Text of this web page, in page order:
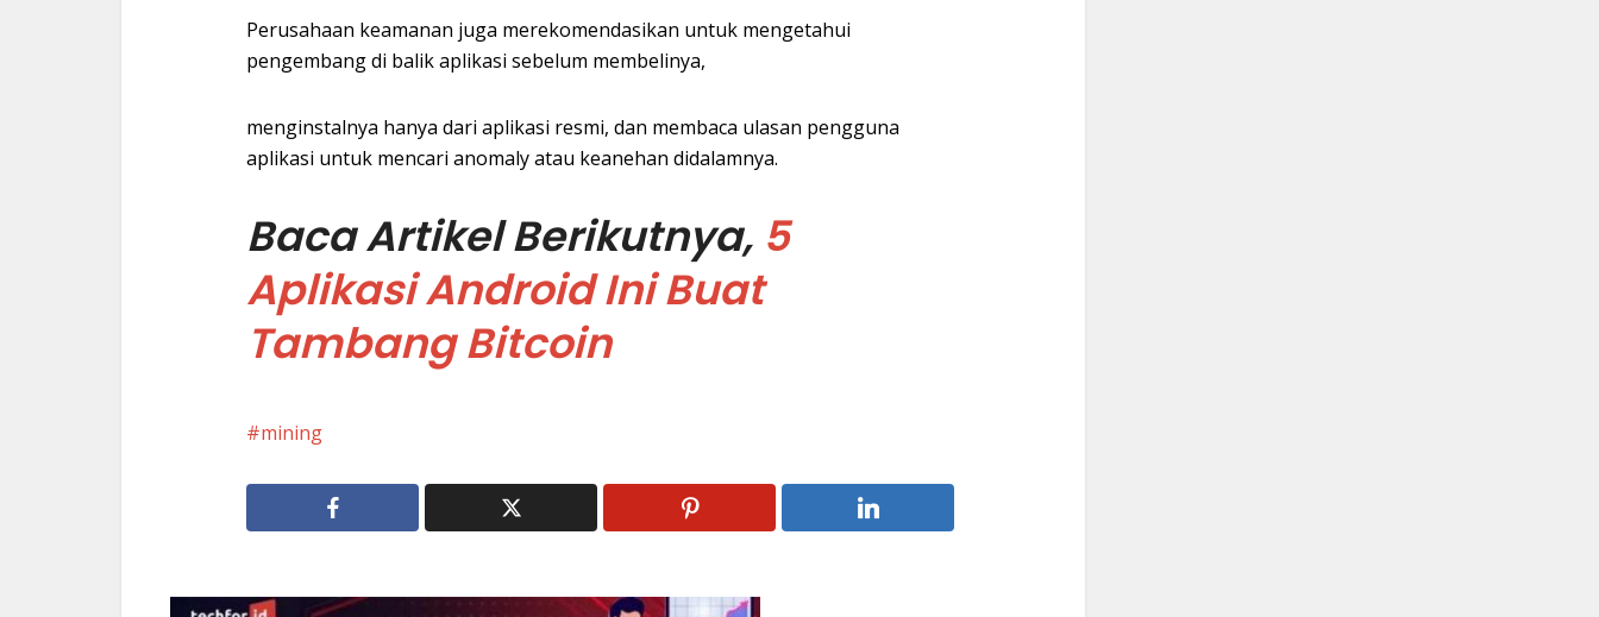
Perusahaan keamanan juga merekomendasikan untuk mengetahui
pengembang di balik aplikasi sebelum membelinya,
menginstalnya hanya dari aplikasi resmi, dan membaca ulasan pengguna
aplikasi untuk mencari anomaly atau keanehan didalamnya.
Baca Artikel Berikutnya, 5
Aplikasi Android Ini Buat
Tambang Bitcoin
mining